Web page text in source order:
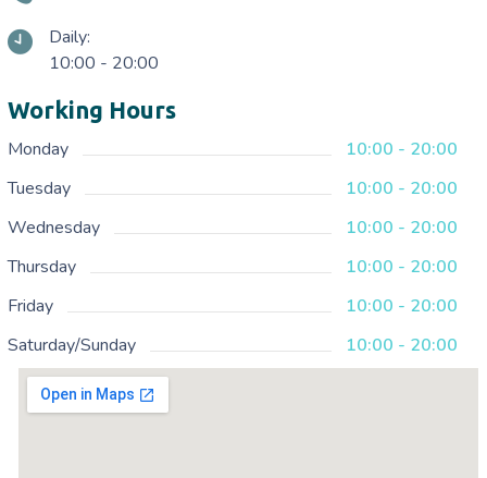
Daily:
10:00 - 20:00
Working Hours
Monday
10:00 - 20:00
Tuesday
10:00 - 20:00
Wednesday
10:00 - 20:00
Thursday
10:00 - 20:00
Friday
10:00 - 20:00
Saturday/Sunday
10:00 - 20:00